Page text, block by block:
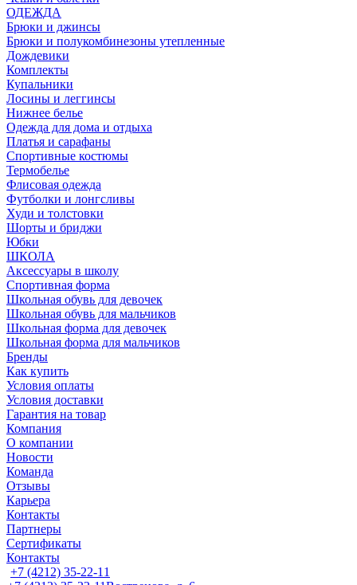
ОДЕЖДА
Брюки и джинсы
Брюки и полукомбинезоны утепленные
Дождевики
Комплекты
Купальники
Лосины и леггинсы
Нижнее белье
Одежда для дома и отдыха
Платья и сарафаны
Спортивные костюмы
Термобелье
Флисовая одежда
Футболки и лонгсливы
Худи и толстовки
Шорты и бриджи
Юбки
ШКОЛА
Аксессуары в школу
Спортивная форма
Школьная обувь для девочек
Школьная обувь для мальчиков
Школьная форма для девочек
Школьная форма для мальчиков
Бренды
Как купить
Условия оплаты
Условия доставки
Гарантия на товар
Компания
О компании
Новости
Команда
Отзывы
Карьера
Контакты
Партнеры
Сертификаты
Контакты
+7 (4212) 35-22-11